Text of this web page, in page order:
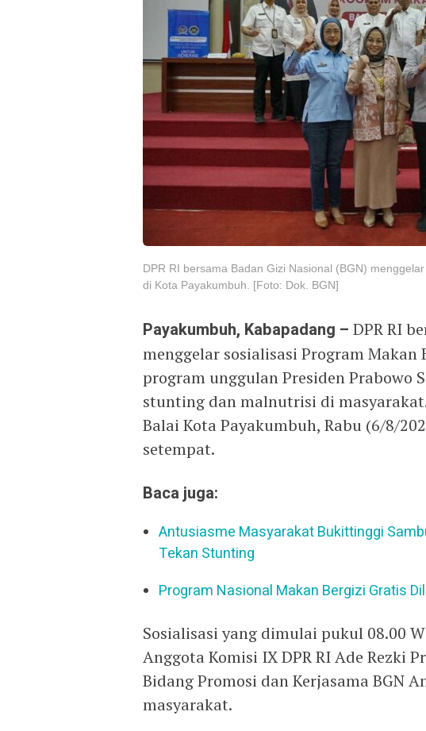
DPR RI bersama Badan Gizi Nasional (BGN)
di Kota Payakumbuh. [Foto: Dok. BGN]
Payakumbuh, Kabapadang – DPR RI
menggelar sosialisasi Program Makan
program unggulan Presiden Prabowo
stunting dan malnutrisi di
Balai Kota Payakumbuh, Rabu (6/8/
setempat.
Baca juga:
Antusiasme Masyarakat Bukittinggi
Tekan Stunting
Program Nasional Makan Bergizi Gratis
Sosialisasi yang dimulai pukul 08.00
Anggota Komisi IX DPR RI Ade Rezki
Bidang Promosi dan Kerjasama BGN
masyarakat.